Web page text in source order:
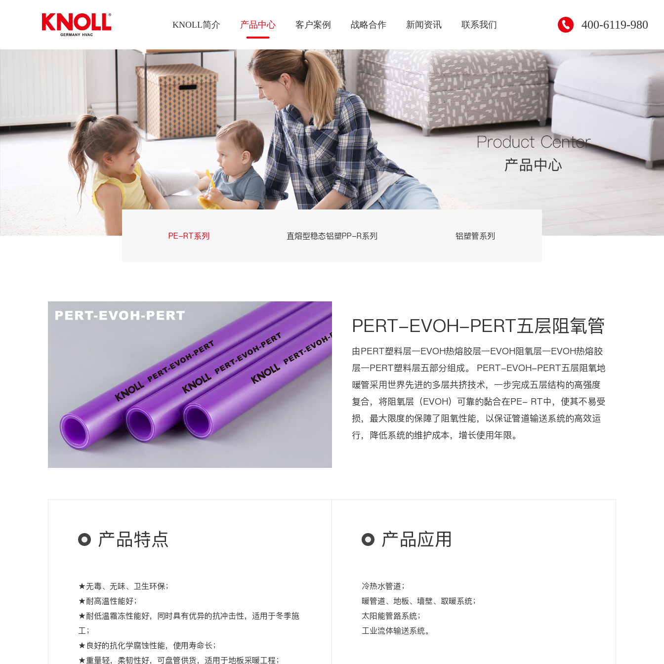
KNOLL简介 产品中心 客户案例 战略合作 新闻资讯 联系我们 400-6119-980
PE-RT系列 直熔型稳态铝塑PP-R系列 铝塑管系列 交联管系列
PERT-EVOH-PERT五层阻氧管
由PERT塑料层一EVOH热熔胶层一EVOH阻氧层一EVOH热熔胶
层一PERT塑料层五部分组成。 PERT-EVOH-PERT五层阻氧地
暖管采用世界先进的多层共挤技术，一步完成五层结构的高强度
复合，将阻氧层（EVOH）可靠的黏合在PE- RT中，使其不易受
损，最大限度的保障了阻氧性能，以保证管道输送系统的高效运
行，降低系统的维护成本，增长使用年限。
产品特点
★无毒、无味、卫生环保；
★耐高温性能好；
★耐低温霜冻性能好，同时具有优异的抗冲击性，适用于冬季施
工；
★良好的抗化学腐蚀性能，使用寿命长；
★重量轻，柔韧性好，可盘管供货，适用于地板采暖工程；
产品应用
冷热水管道；
暖管道、地板、墙壁、取暖系统；
太阳能管路系统；
工业流体输送系统。